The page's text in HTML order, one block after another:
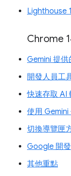
Lighthouse
Chrome
Gemini 提
開發人員工
快速存取 AI
使用
切換導覽匣
Google 開
其他重點